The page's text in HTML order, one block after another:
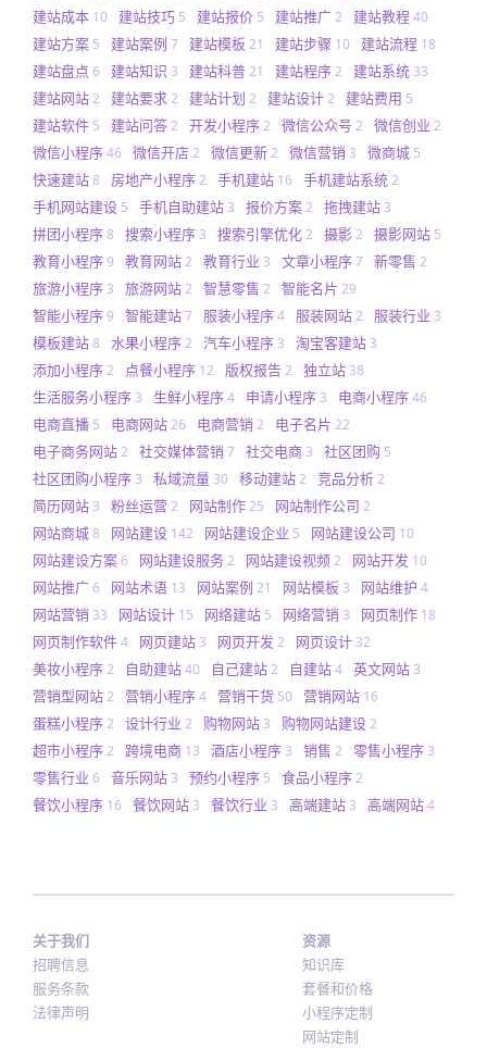
建站成本 10 建站技巧 5 建站报价 5 建站推广2 建站教程40
建站方案 5 建站案例 7 建站模板 21 建站步骤 10 建站流程 18
建站盘点 6 建站知识 3 建站科普21 建站程序2 建站系统 33
建站网站2 建站要求2 建站计划 2 建站设计2 建站费用 5
建站软件 5 建站问答2 开发小程序2 微信公众号 2 微信创业 2
微信小程序46 微信开店2 微信更新2 微信营销 3 微商城 5
快速建站8 房地产小程序2 手机建站 16 手机建站系统2
手机网站建设 5 手机自助建站 3 报价方案2 拖拽建站 3
拼团小程序8 搜索小程序 3 搜索引擎优化2 摄影2 摄影网站 5
教育小程序9 教育网站2 教育行业 3 文章小程序7 新零售 2
旅游小程序 3 旅游网站2 智慧零售 2 智能名片 29
智能小程序9 智能建站7 服装小程序4 服装网站2 服装行业 3
模板建站8 水果小程序2 汽车小程序 3 淘宝客建站 3
添加小程序2 点餐小程序 12 版权报告2 独立站 38
生活服务小程序 3 生鲜小程序4 申请小程序 3 电商小程序46
电商直播 5 电商网站26 电商营销 2 电子名片 22
电子商务网站2 社交媒体营销 7 社交电商 3 社区团购 5
社区团购小程序 3 私域流量 30 移动建站2 竞品分析2
简历网站 3 粉丝运营2 网站制作25 网站制作公司 2
网站商城8 网站建设 142 网站建设企业 5 网站建设公司 10
网站建设方案6 网站建设服务2 网站建设视频2 网站开发 10
网站推广6 网站术语 13 网站案例 21 网站模板 3 网站维护 4
网站营销 33 网站设计 15 网络建站 5 网络营销 3 网页制作 18
网页制作软件4 网页建站 3 网页开发 2 网页设计 32
美妆小程序2 自助建站40 自己建站2 自建站4 英文网站 3
营销型网站2 营销小程序4 营销干货 50 营销网站 16
蛋糕小程序2 设计行业 2 购物网站 3 购物网站建设2
超市小程序2 跨境电商 13 酒店小程序 3 销售 2 零售小程序 3
零售行业 6 音乐网站 3 预约小程序 5 食品小程序2
餐饮小程序 16 餐饮网站 3 餐饮行业 3 高端建站 3 高端网站4
关于我们
招聘信息
服务条款
法律声明
资源
知识库
套餐和价格
小程序定制
网站定制